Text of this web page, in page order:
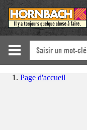
Page d'accueil